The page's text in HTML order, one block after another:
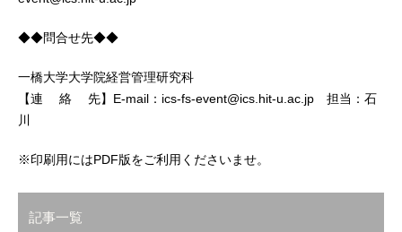
◆◆問合せ先◆◆
一橋大学大学院経営管理研究科
【連 絡 先】E-mail：ics-fs-event@ics.hit-u.ac.jp 担当：石
川
※印刷用にはPDF版をご利用くださいませ。
記事一覧